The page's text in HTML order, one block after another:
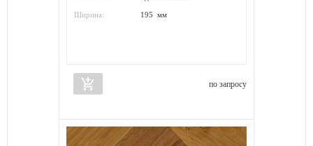
Ширина: 195 мм
add_shopping_cart по запросу